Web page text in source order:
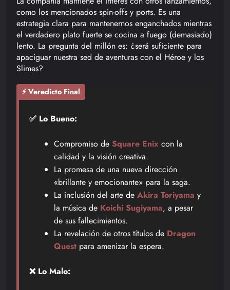
como los mencionados spin-offs y ports. Es una
estrategia clara para mantenernos enganchados mientras
el verdadero plato fuerte se cocina a fuego (demasiado)
lento. La pregunta del millón es: ¿será suficiente para
apaciguar nuestra sed de aventuras con el Héroe y los
Slimes?
⚡ Veredicto Final
✅ Lo Bueno:
Compromiso de Square Enix con la
calidad y la visión creativa.
La promesa de una nueva dirección
«brillante y emocionante» para la saga.
La inclusión del arte de Akira Toriyama y
la música de Koichi Sugiyama, a pesar
de sus fallecimientos.
La revelación de otros títulos de Dragon
Quest para amenizar la espera.
❌ Lo Malo: